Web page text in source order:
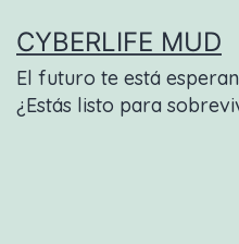
contenido
CYBERLIFE MUD
El futuro te está
¿Estás listo para